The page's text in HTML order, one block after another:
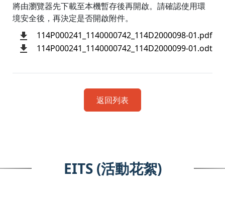
將由瀏覽器先下載至本機暫存後再開啟。請確認使用環
境安全後，再決定是否開啟附件。
114P000241_1140000742_114D2000098-01.pdf
114P000241_1140000742_114D2000099-01.odt
返回列表
EITS (活動花絮)